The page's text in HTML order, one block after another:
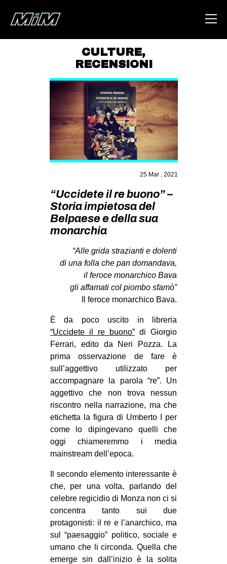
HOME
ABOUT
AREA
DEGENERAZIONE
GAZA FREESTYLE
CSOA LAMBRETTA
STUDENTI TSUNAMI
ZAM
MILANO
MOBILITAZIONI
SPAZI
SPORT POPOLARE
AMBIENTE
ANTIFASCISMO
DIRITTO ALL’ABITARE
MIGRAZIONI
PRECARIATO
REPRESSIONE
STUDENTI
ARTE
CINEMA
MUSICA
RECENSIONI
CULTURE,
RECENSIONI
25 Mar , 2021
“Uccidete il re buono” –
Storia impietosa del
Belpaese e della sua
monarchia
“Alle grida strazianti e dolenti
di una folla che pan domandava,
il feroce monarchico Bava
gli affamati col piombo sfamò”
Il feroce monarchico Bava.
È da poco uscito in libreria
“Uccidete il re buono” di Giorgio
Ferrari, edito da Neri Pozza. La
prima osservazione de fare è
sull’aggettivo utilizzato per
accompagnare la parola “re”. Un
aggettivo che non trova nessun
riscontro nella narrazione, ma che
etichetta la figura di Umberto I per
come lo dipingevano quelli che
oggi chiameremmo i media
mainstream dell’epoca.
Il secondo elemento interessante è
che, per una volta, parlando del
celebre regicidio di Monza non ci si
concentra tanto sui due
protagonisti: il re e l’anarchico, ma
sul “paesaggio” politico, sociale e
umano che li circonda. Quella che
emerge sin dall’inizio è la solita